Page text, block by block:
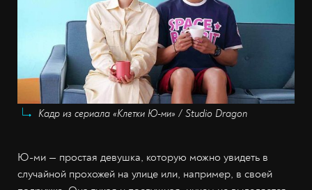
Кадр из сериала «Клетки Ю-ми» / Studio Dragon
Ю-ми — простая девушка, которую можно увидеть в
случайной прохожей на улице или, например, в своей